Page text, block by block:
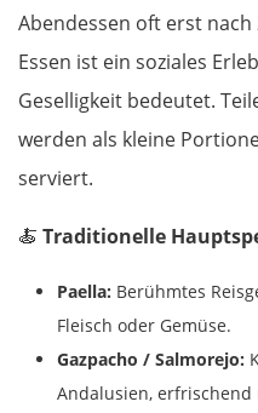
Abendessen oft erst
Essen ist ein soziales
Geselligkeit bedeutet.
werden als kleine
serviert.
🍝 Traditionelle
Paella: Berühmtes
Fleisch oder Gemüse.
Gazpacho / Salmorejo:
Andalusien,
Râmnicu Vâlcea
Pitești
Bulgarien Ost